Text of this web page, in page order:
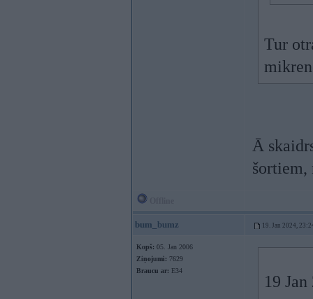
Tur
Ā
šortiem,
bum_bumz 19. Jan 2024,
Kopš: 05. Jan 2006
Ziņojumi: 7629
Braucu ar: E34
19